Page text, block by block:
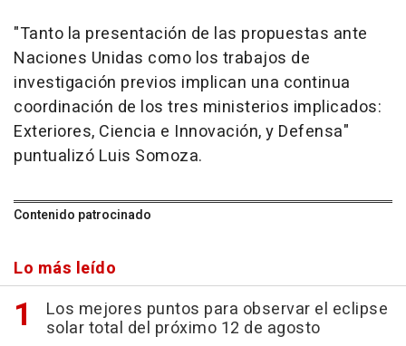
"Tanto la presentación de las propuestas ante
Naciones Unidas como los trabajos de
investigación previos implican una continua
coordinación de los tres ministerios implicados:
Exteriores, Ciencia e Innovación, y Defensa"
puntualizó Luis Somoza.
Contenido patrocinado
Lo más leído
Los mejores puntos para observar el eclipse
solar total del próximo 12 de agosto